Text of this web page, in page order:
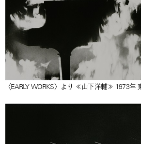
〈EARLY WORKS〉より ≪山下洋輔≫ 1973年